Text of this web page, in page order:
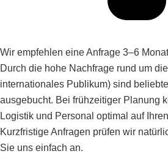
Wir empfehlen eine Anfrage 3–6
Durch die hohe Nachfrage rund um
internationales Publikum) sind beliebte
ausgebucht. Bei frühzeitiger Planung
Logistik und Personal optimal auf
Kurzfristige Anfragen prüfen wir
Sie uns einfach an.